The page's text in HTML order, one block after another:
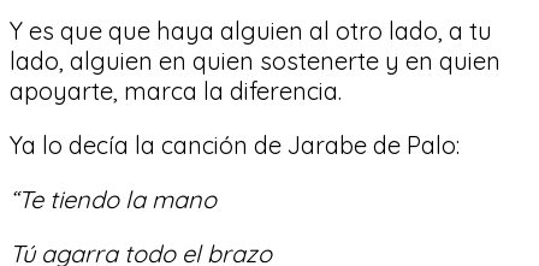
Y es que que haya alguien al otro lado, a tu
lado, alguien en quien sostenerte y en quien
apoyarte, marca la diferencia.
Ya lo decía la canción de Jarabe de Palo:
“Te tiendo la mano
Tú agarra todo el brazo